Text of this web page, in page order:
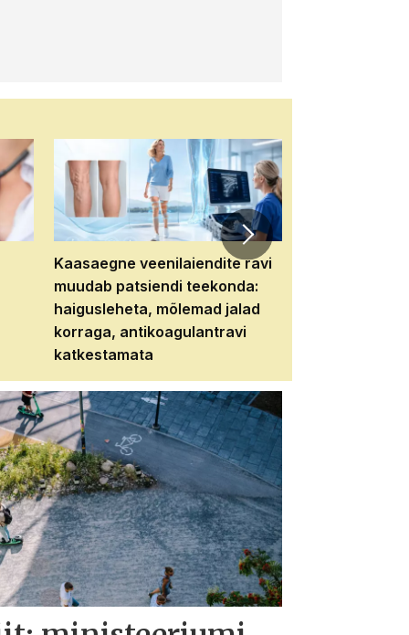
Kaasaegne veenilaiendite ravi
muudab patsiendi teekonda:
haigusleheta, mõlemad jalad
korraga, antikoagulantravi
katkestamata